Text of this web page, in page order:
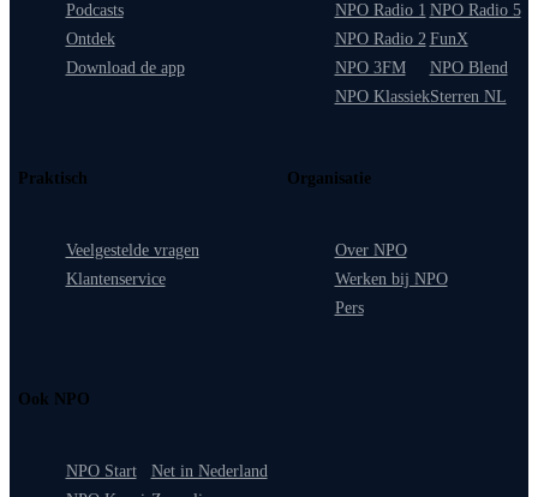
Podcasts
Ontdek
Download de app
NPO Radio 1
NPO Radio 2
NPO 3FM
NPO Klassiek
NPO Radio 5
FunX
NPO Blend
Sterren NL
Praktisch
Veelgestelde vragen
Klantenservice
Organisatie
Over NPO
Werken bij NPO
Pers
Ook NPO
NPO Start
Net in Nederland